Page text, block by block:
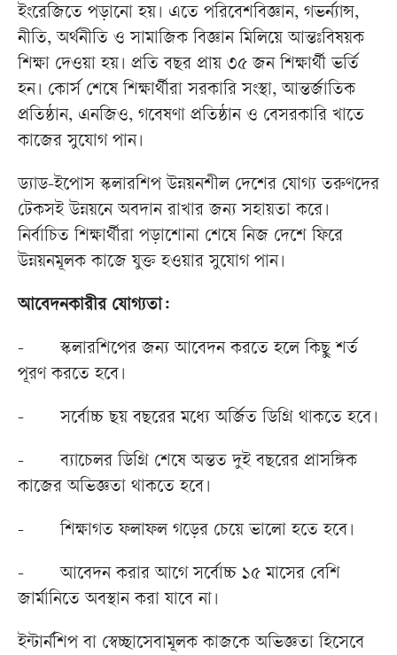
ইংরেজিতে পড়ানো হয়। এতে পরিবেশবিজ্ঞান, গভর্ন্যান্স,
নীতি, অর্থনীতি ও সামাজিক বিজ্ঞান মিলিয়ে আন্তঃবিষয়ক
শিক্ষা দেওয়া হয়। প্রতি বছর প্রায় ৩৫ জন শিক্ষার্থী ভর্তি
হন। কোর্স শেষে শিক্ষার্থীরা সরকারি সংস্থা, আন্তর্জাতিক
প্রতিষ্ঠান, এনজিও, গবেষণা প্রতিষ্ঠান ও বেসরকারি খাতে
কাজের সুযোগ পান।
ড্যাড-ইপোস স্কলারশিপ উন্নয়নশীল দেশের যোগ্য তরুণদের
টেকসই উন্নয়নে অবদান রাখার জন্য সহায়তা করে।
নির্বাচিত শিক্ষার্থীরা পড়াশোনা শেষে নিজ দেশে ফিরে
উন্নয়নমূলক কাজে যুক্ত হওয়ার সুযোগ পান।
আবেদনকারীর যোগ্যতা:
-
স্কলারশিপের জন্য আবেদন করতে হলে কিছু শর্ত
পূরণ করতে হবে।
- সর্বোচ্চ ছয় বছরের মধ্যে অর্জিত ডিগ্রি থাকতে হবে।
-
ব্যাচেলর ডিগ্রি শেষে অন্তত দুই বছরের প্রাসঙ্গিক
কাজের অভিজ্ঞতা থাকতে হবে।
- শিক্ষাগত ফলাফল গড়ের চেয়ে ভালো হতে হবে।
-
আবেদন করার আগে সর্বোচ্চ ১৫ মাসের বেশি
জার্মানিতে অবস্থান করা যাবে না।
ইন্টার্নশিপ বা স্বেচ্ছাসেবামূলক কাজকে অভিজ্ঞতা হিসেবে